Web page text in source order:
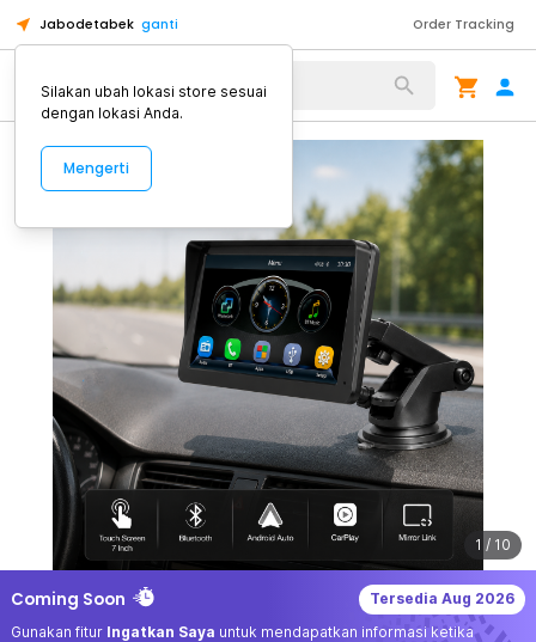
Jabodetabek ganti Order Tracking
Alat Kopi
1 / 10
Coming Soon Tersedia Aug 2026
Gunakan fitur Ingatkan Saya untuk mendapatkan informasi ketika
Silakan ubah lokasi store sesuai
dengan lokasi Anda.
Mengerti